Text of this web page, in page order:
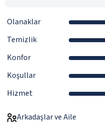
Olanaklar
Temizlik
Konfor
Koşullar
Hizmet
Arkadaşlar ve Aile